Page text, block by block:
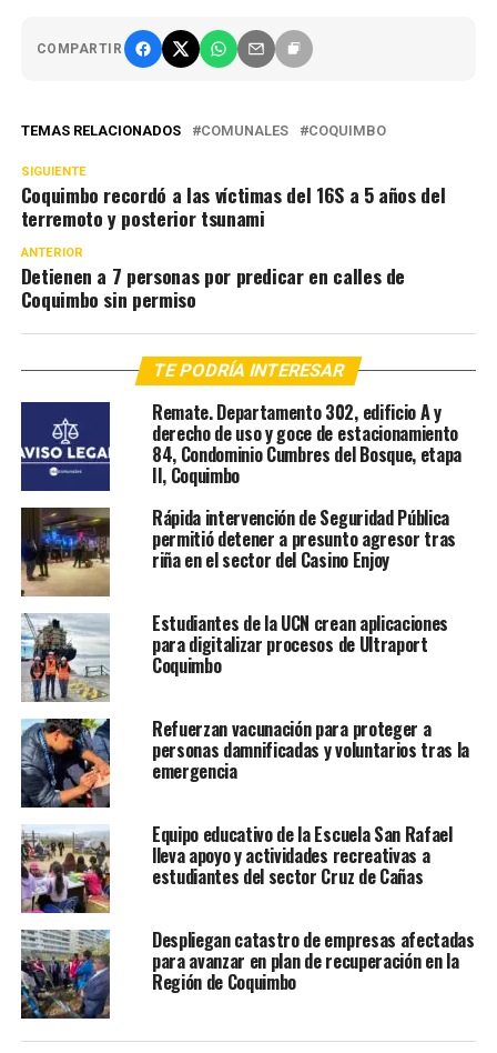
COMPARTIR
TEMAS RELACIONADOS COMUNALES COQUIMBO
SIGUIENTE
Coquimbo recordó a las víctimas del 16S a 5 años del
terremoto y posterior tsunami
ANTERIOR
Detienen a 7 personas por predicar en calles de
Coquimbo sin permiso
TE PODRÍA INTERESAR
Remate. Departamento 302, edificio A y
derecho de uso y goce de estacionamiento
84, Condominio Cumbres del Bosque, etapa
II, Coquimbo
Rápida intervención de Seguridad Pública
permitió detener a presunto agresor tras
riña en el sector del Casino Enjoy
Estudiantes de la UCN crean aplicaciones
para digitalizar procesos de Ultraport
Coquimbo
Refuerzan vacunación para proteger a
personas damnificadas y voluntarios tras la
emergencia
Equipo educativo de la Escuela San Rafael
lleva apoyo y actividades recreativas a
estudiantes del sector Cruz de Cañas
Despliegan catastro de empresas afectadas
para avanzar en plan de recuperación en la
Región de Coquimbo